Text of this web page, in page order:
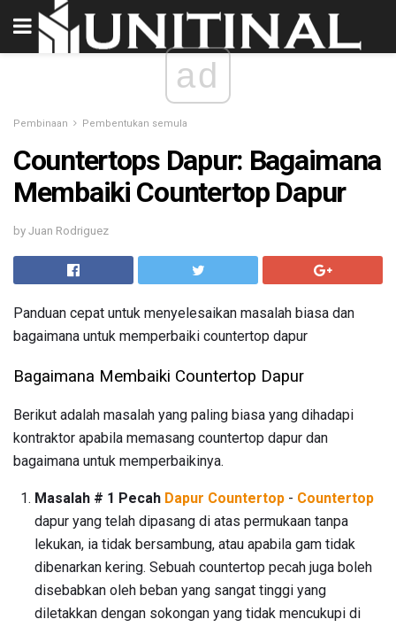
ad
Pembinaan Pembentukan semula
Countertops Dapur: Bagaimana
Membaiki Countertop Dapur
by Juan Rodriguez
Panduan cepat untuk menyelesaikan masalah biasa dan
bagaimana untuk memperbaiki countertop dapur
Bagaimana Membaiki Countertop Dapur
Berikut adalah masalah yang paling biasa yang dihadapi
kontraktor apabila memasang countertop dapur dan
bagaimana untuk memperbaikinya.
Masalah # 1 Pecah Dapur Countertop - Countertop
dapur yang telah dipasang di atas permukaan tanpa
lekukan, ia tidak bersambung, atau apabila gam tidak
dibenarkan kering. Sebuah countertop pecah juga boleh
disebabkan oleh beban yang sangat tinggi yang
diletakkan dengan sokongan yang tidak mencukupi di